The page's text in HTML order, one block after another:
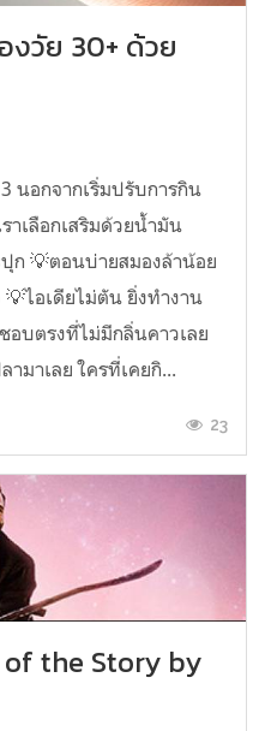
งวัย 30+ ด้วย
นอกจากเริ่มปรับการกิน
าเลือกเสริมด้วยน้ำมัน
ปุก 💡ตอนบ่ายสมองล้าน้อย
ไอเดียไม่ตัน ยิ่งทำงาน
อบตรงที่ไม่มีกลิ่นคาวเลย
มาเลย ใครที่เคยกิ...
23
of the Story by